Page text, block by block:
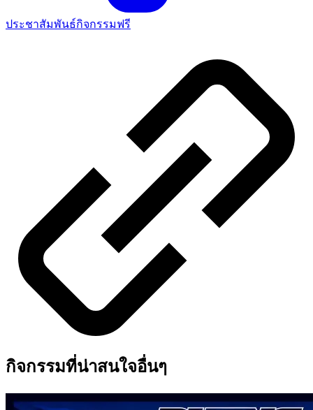
ประชาสัมพันธ์กิจกรรมฟรี
กิจกรรมที่น่าสนใจอื่นๆ